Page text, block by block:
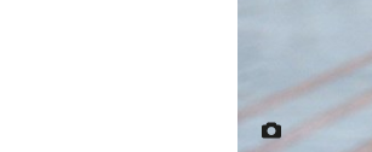
Fot. TUT.BY